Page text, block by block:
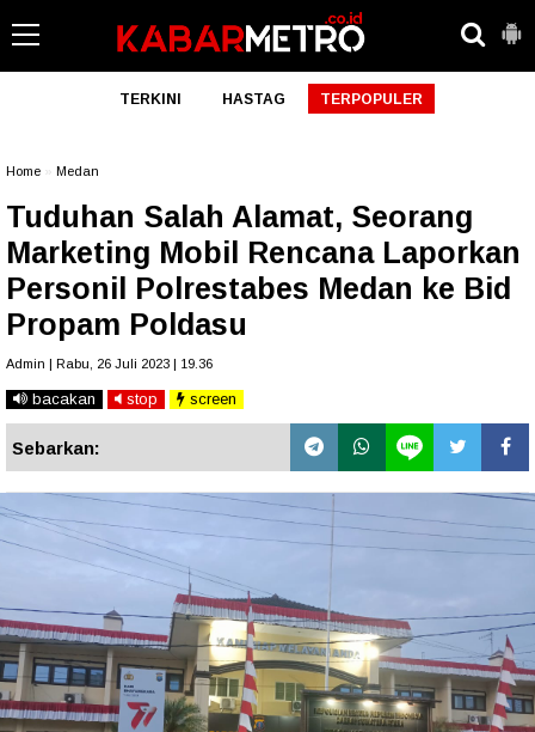
TERKINI HASTAG TERPOPULER
Home Medan
Tuduhan Salah Alamat, Seorang
Marketing Mobil Rencana Laporkan
Personil Polrestabes Medan ke Bid
Propam Poldasu
Admin | Rabu, 26 Juli 2023 | 19.36
bacakan stop screen
Sebarkan: